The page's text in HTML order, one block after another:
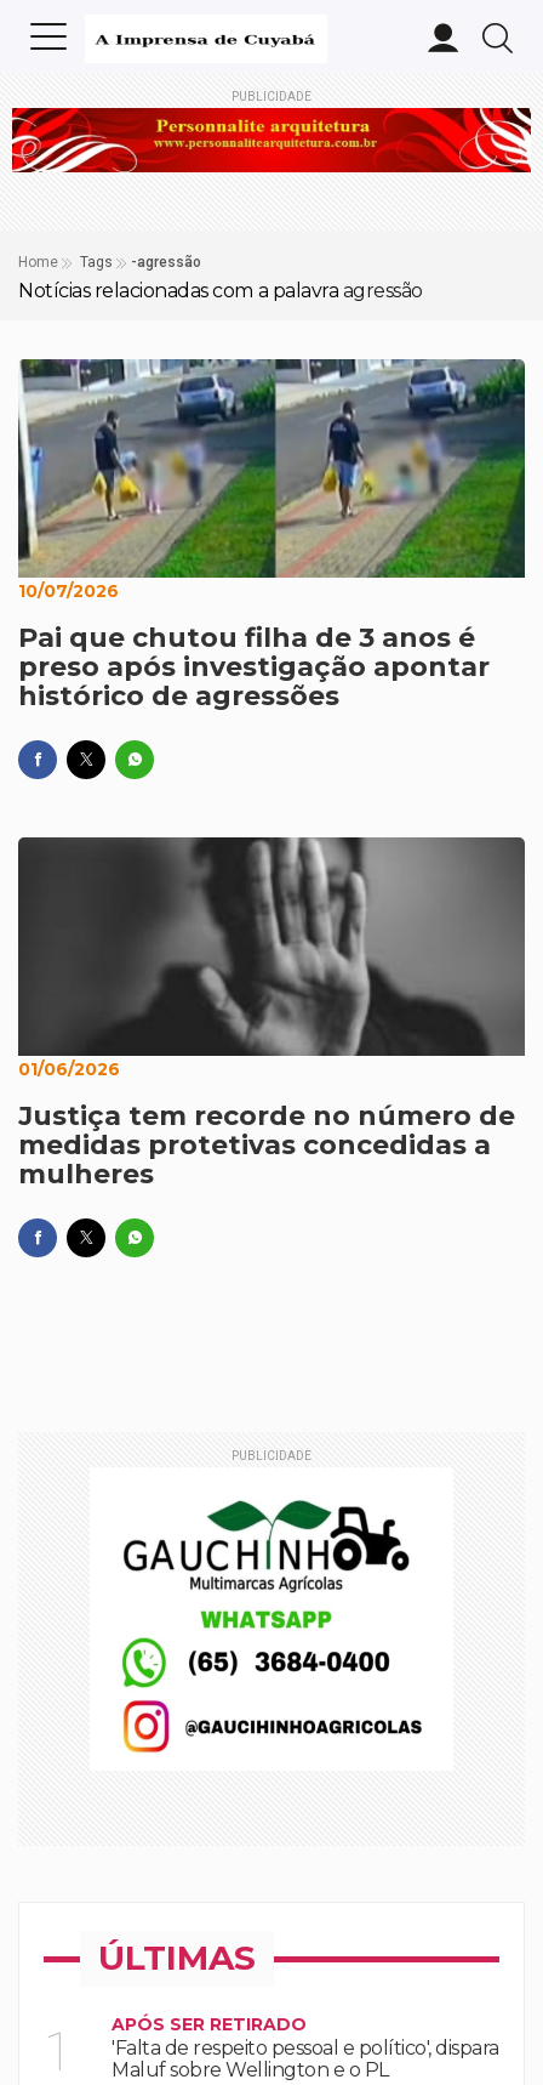
PUBLICIDADE
Home Tags -agressão
Notícias relacionadas com a palavra agressão
10/07/2026
Pai que chutou filha de 3 anos é
preso após investigação apontar
histórico de agressões
01/06/2026
Justiça tem recorde no número de
medidas protetivas concedidas a
mulheres
PUBLICIDADE
ÚLTIMAS
1 APÓS SER RETIRADO
'Falta de respeito pessoal e político', dispara
Maluf sobre Wellington e o PL